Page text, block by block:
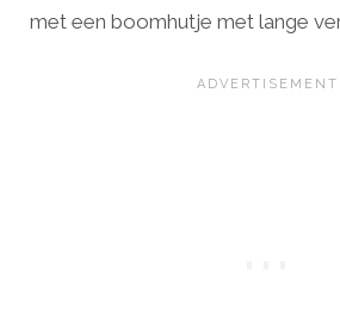
met een boomhutje met lange